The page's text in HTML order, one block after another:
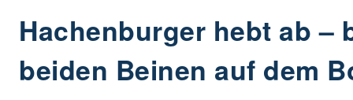
Hachenburger hebt ab –
beiden Beinen auf dem